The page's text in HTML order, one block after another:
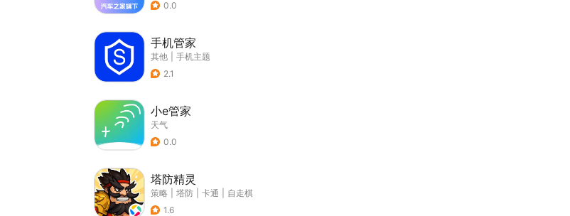
0.0
手机管家
其他
手机主题
2.1
小e管家
天气
0.0
塔防精灵
策略 塔防 卡通
自走棋
1.6